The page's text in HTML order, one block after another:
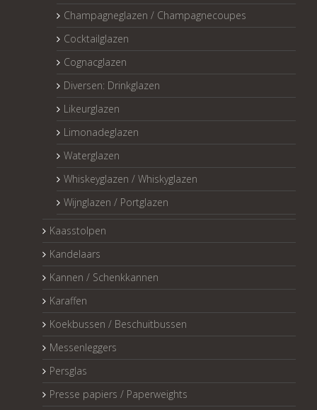
Champagneglazen / Champagnecoupes
Cocktailglazen
Cognacglazen
Diversen: Drinkglazen
Likeurglazen
Limonadeglazen
Waterglazen
Whiskeyglazen / Whiskyglazen
Wijnglazen / Portglazen
Kaasstolpen
Kandelaars
Kannen / Schenkkannen
Karaffen
Koekbussen / Beschuitbussen
Messenleggers
Persglas
Presse papiers / Paperweights